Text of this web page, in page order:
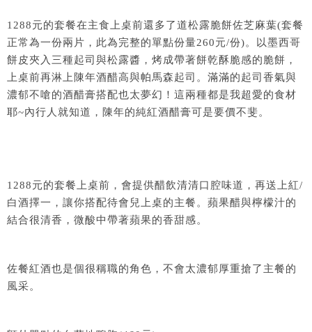
1288元的套餐在主食上桌前還多了道松露脆餅佐芝麻葉(套餐
正常為一份兩片，此為完整的單點份量260元/份)。以墨西哥
餅皮夾入三種起司與松露醬，烤成帶著餅乾酥脆感的脆餅，
上桌前再淋上陳年酒醋高與帕馬森起司。滿滿的起司香氣與
濃郁不嗆的酒醋膏搭配也太夢幻！這兩種都是我超愛的食材
耶~內行人就知道，陳年的純紅酒醋膏可是要價不斐。
1288元的套餐上桌前，會提供醋飲清清口腔味道，再送上紅/
白酒擇一，讓你搭配待會兒上桌的主餐。蘋果醋與檸檬汁的
結合很清香，微酸中帶著蘋果的香甜感。
佐餐紅酒也是個很稱職的角色，不會太濃郁厚重搶了主餐的
風采。